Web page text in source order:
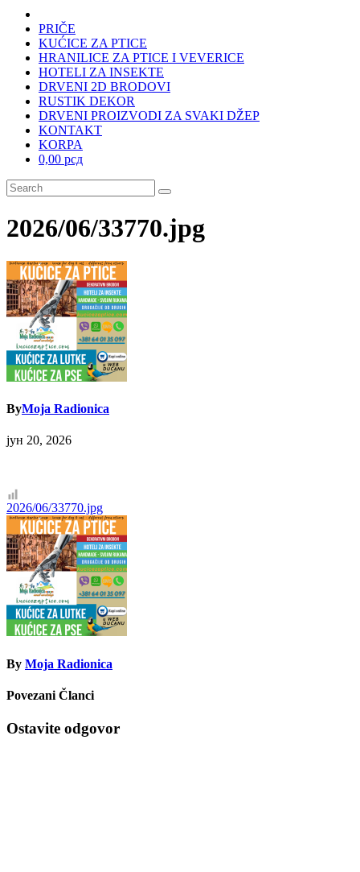
PRIČE
KUĆICE ZA PTICE
HRANILICE ZA PTICE I VEVERICE
HOTELI ZA INSEKTE
DRVENI 2D BRODOVI
RUSTIK DEKOR
DRVENI PROIZVODI ZA SVAKI DŽEP
KONTAKT
KORPA
0,00 рсд
2026/06/33770.jpg
ByMoja Radionica
јун 20, 2026
Кретање
чланка
2026/06/33770.jpg
By Moja Radionica
Povezani Članci
Ostavite odgovor